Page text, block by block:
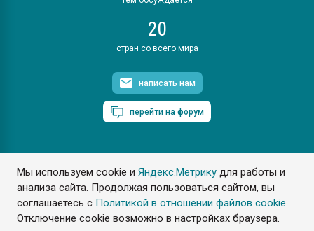
Мы используем cookie иЯндекс.Метрику для работы и
анализа сайта. Продолжая пользоваться сайтом, вы
соглашаетесь с Политикой в отношении файлов cookie.
Отключение cookie возможно в настройках браузера.
20
стран со всего мира
написать нам
перейти на форум
ПластЭксперт © 2006. Все права защищены
Разрешается копирование материалов сайта с обязательной
ссылкой на www.e-plastic.ru
Разработка сайта